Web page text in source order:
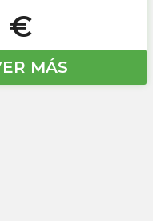
€
MÁS